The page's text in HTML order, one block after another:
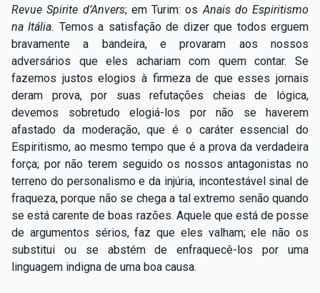
Revue Spirite d’Anvers; em Turim: os Anais do Espiritismo
na Itália. Temos a satisfação de dizer que todos erguem
bravamente a bandeira, e provaram aos nossos
adversários que eles achariam com quem contar. Se
fazemos justos elogios à firmeza de que esses jornais
deram prova, por suas refutações cheias de lógica,
devemos sobretudo elogiá-los por não se haverem
afastado da moderação, que é o caráter essencial do
Espiritismo, ao mesmo tempo que é a prova da verdadeira
força; por não terem seguido os nossos antagonistas no
terreno do personalismo e da injúria, incontestável sinal de
fraqueza, porque não se chega a tal extremo senão quando
se está carente de boas razões. Aquele que está de posse
de argumentos sérios, faz que eles valham; ele não os
substitui ou se abstém de enfraquecê-los por uma
linguagem indigna de uma boa causa.